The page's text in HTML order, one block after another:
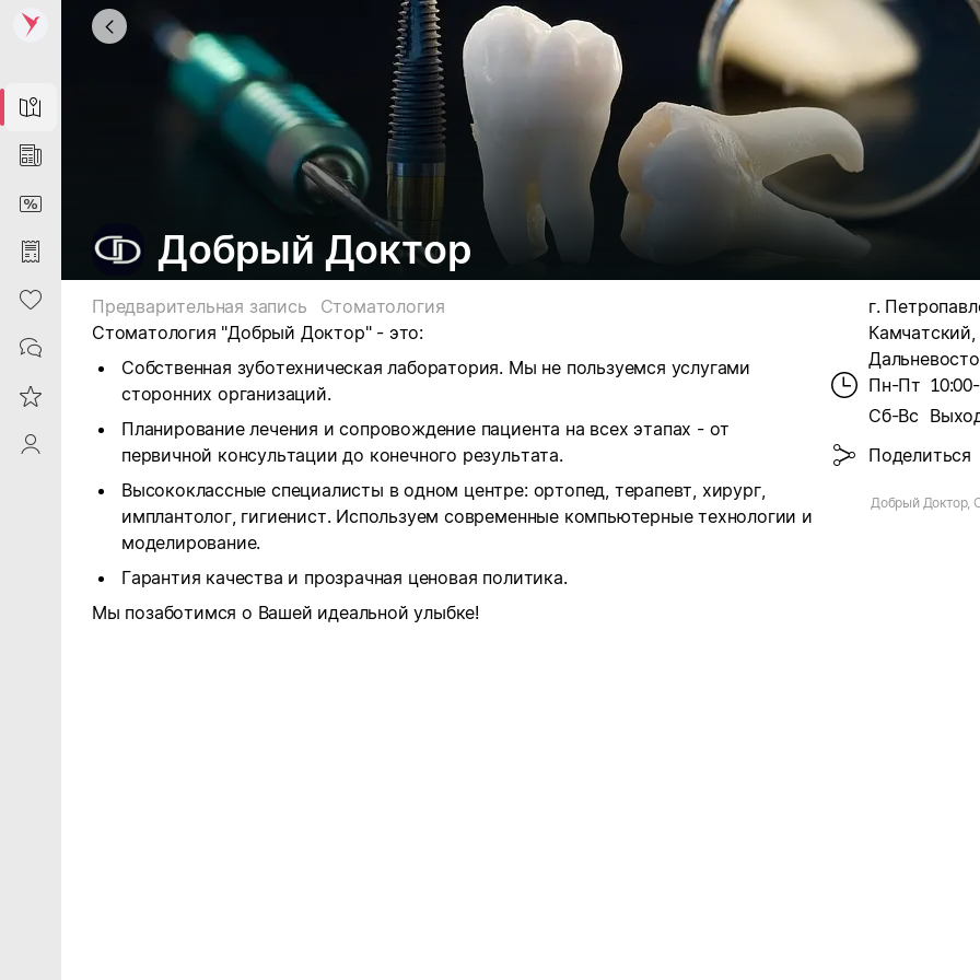
Map
News
DiscountCard
Purchases
Heart
Contacts
Reviews
ProfileSaby
Добрый Доктор
Предварительная запись
Стоматология
Стоматология "Добрый Доктор" - это:
Собственная зуботехническая лаборатория. Мы не пользуемся услугами
сторонних организаций.
Планирование лечения и сопровождение пациента на всех этапах - от
первичной консультации до конечного результата.
Высококлассные специалисты в одном центре: ортопед, терапевт, хирург,
имплантолог, гигиенист. Используем современные компьютерные технологии и
моделирование.
Гарантия качества и прозрачная ценовая политика.
Мы позаботимся о Вашей идеальной улыбке!
г.
Камчатский,
Пн-Пт
Сб-Вс
Поделиться
Добрый Доктор,